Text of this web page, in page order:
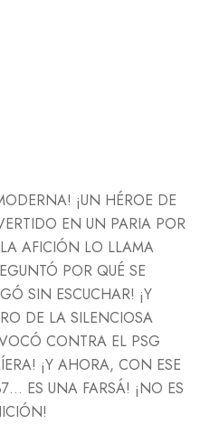
¡UN HÉROE DE
EN UN PARIA POR
AFICIÓN LO LLAMA
POR QUÉ SE
SIN ESCUCHAR! ¡Y
DE LA SILENCIOSA
CONTRA EL PSG
¡Y AHORA, CON ESE
ES UNA FARSÁ! ¡NO ES